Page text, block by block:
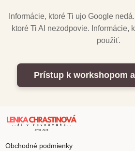
Informácie, ktoré Ti ujo Google
ktoré Ti AI nezodpovie. Informácie,
použiť.
Prístup k workshopom
Obchodné podmienky